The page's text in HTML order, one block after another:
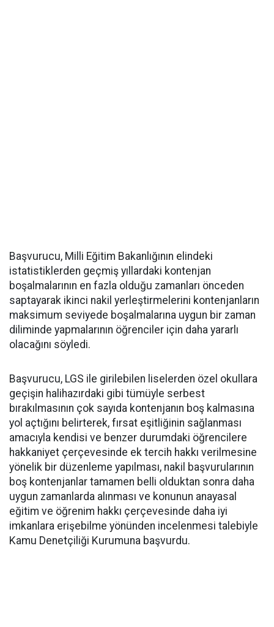
Başvurucu, Milli Eğitim Bakanlığının elindeki
istatistiklerden geçmiş yıllardaki kontenjan
boşalmalarının en fazla olduğu zamanları önceden
saptayarak ikinci nakil yerleştirmelerini kontenjanların
maksimum seviyede boşalmalarına uygun bir zaman
diliminde yapmalarının öğrenciler için daha yararlı
olacağını söyledi.
Başvurucu, LGS ile girilebilen liselerden özel okullara
geçişin halihazırdaki gibi tümüyle serbest
bırakılmasının çok sayıda kontenjanın boş kalmasına
yol açtığını belirterek, fırsat eşitliğinin sağlanması
amacıyla kendisi ve benzer durumdaki öğrencilere
hakkaniyet çerçevesinde ek tercih hakkı verilmesine
yönelik bir düzenleme yapılması, nakil başvurularının
boş kontenjanlar tamamen belli olduktan sonra daha
uygun zamanlarda alınması ve konunun anayasal
eğitim ve öğrenim hakkı çerçevesinde daha iyi
imkanlara erişebilme yönünden incelenmesi talebiyle
Kamu Denetçiliği Kurumuna başvurdu.